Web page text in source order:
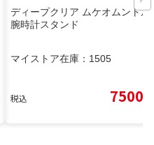
ディープクリア ムケオムントル
腕時計スタンド
マイストア在庫： 1505
税込 7500